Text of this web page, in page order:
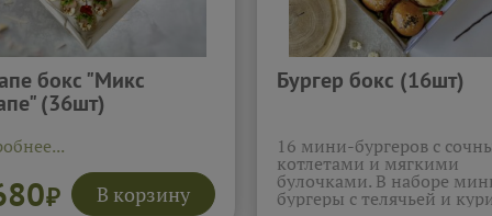
бокс "Микс
(36шт)
₽ В корзину
Бургер бокс (16шт)
16 мини-бургеров с
котлетами и мягкими
булочками. В наборе
бургеры с телячьей и